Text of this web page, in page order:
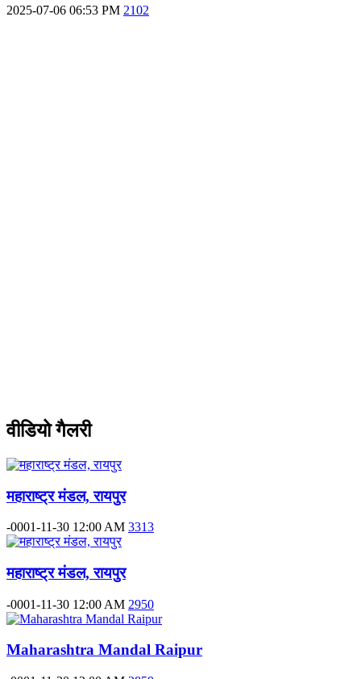
2025-07-06 06:53 PM 2102
वीडियो गैलरी
महाराष्ट्र मंडल, रायपुर
-0001-11-30 12:00 AM 3313
महाराष्ट्र मंडल, रायपुर
-0001-11-30 12:00 AM 2950
Maharashtra Mandal Raipur